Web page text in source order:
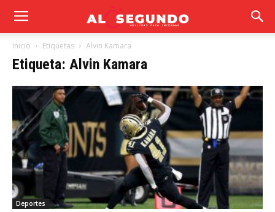
Inicio Etiquetas Alvin Kamara
Etiqueta: Alvin Kamara
Deportes